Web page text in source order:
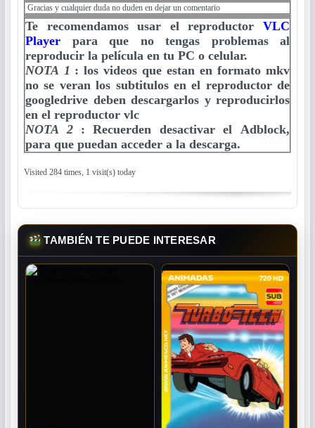
Gracias y cualquier duda no duden en dejar un comentario
Te recomendamos usar el reproductor VLC
Player para que no tengas problemas al
reproducir la película en tu PC o celular.
NOTA 1 : los videos que estan en formato mkv
no se veran los subtitulos en el reproductor de
googledrive deben descargarlos y reproducirlos
en el reproductor vlc
NOTA 2 : Recuerden desactivar el Adblock,
para que puedan acceder a la descarga.
Visited 284 times, 1 visit(s) today
TAMBIÉN TE PUEDE INTERESAR